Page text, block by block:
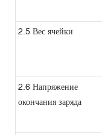
2.5 Вес ячейки
2.6 Напряжение
окончания заряда